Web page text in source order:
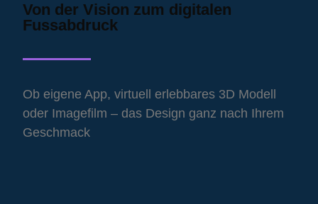
Von der Vision zum digitalen
Fussabdruck
Ob eigene App, virtuell erlebbares 3D Modell
oder Imagefilm – das Design ganz nach Ihrem
Geschmack